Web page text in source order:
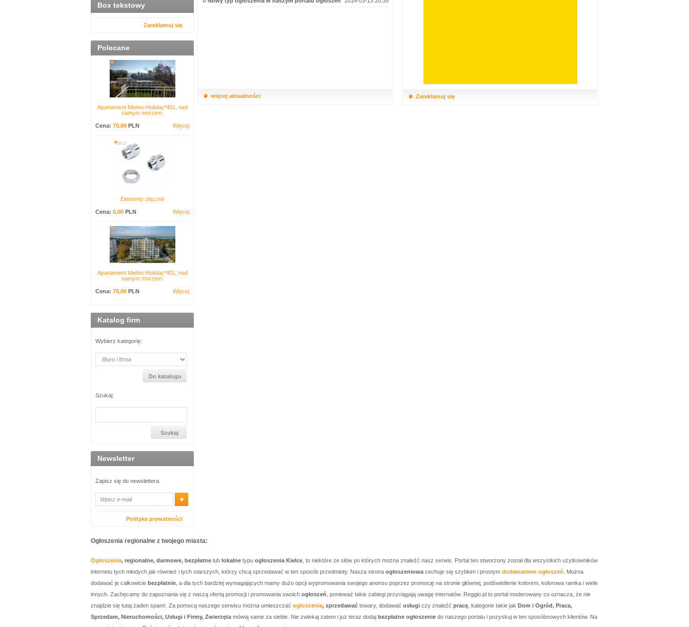
Box tekstowy
Zareklamuj się
Polecane
Apartament Mielno-Holiday*401, nad
samym morzem.
Cena: 70,00 PLN Więcej
Elementy złączne
Cena: 0,00 PLN Więcej
Apartament Mielno-Holiday*401, nad
samym morzem.
Cena: 70,00 PLN Więcej
Katalog firm
Wybierz kategorię:
Szukaj:
Newsletter
Zapisz się do newslettera.
Polityka prywatności
więcej aktualności Zareklamuj się
Ogłoszenia regionalne z twojego miasta:
Ogłoszenia, regionalne, darmowe, bezpłatne lub lokalne typu ogłoszenia Kielce , to niektóre ze słów po których można znaleźć nasz serwis. Portal ten stworzony został dla wszystkich użytkowników
internetu tych młodych jak również i tych starszych, którzy chcą sprzedawać w ten sposób przedmioty. Nasza strona ogłoszeniowa cechuje się szybkim i prostym dodawaniem ogłoszeń . Można
dodawać je całkowicie bezpłatnie , a dla tych bardziej wymagających mamy dużo opcji wypromowania swojego anonsu poprzez promocję na stronie głównej, podświetlenie kolorem, kolorowa ramka i wiele
innych. Zachęcamy do zapoznania się z naszą ofertą promocji i promowania swoich ogłoszeń , ponieważ takie zabiegi przyciągają uwagę internatów. Reggio.pl to portal moderowany co oznacza, że nie
znajdzie się tutaj żaden spam!. Za pomocą naszego serwisu można umieszczać ogłoszenia, sprzedawać towary, dodawać usługi czy znaleźć pracę , kategorie takie jak Dom i Ogród, Praca,
Sprzedam, Nieruchomości, Usługi i Firmy, Zwierzęta mówią same za siebie. Nie zwlekaj zatem i już teraz dodaj bezpłatne ogłoszenie do naszego portalu i pozyskuj w ten sposóbnowych klientów. Na